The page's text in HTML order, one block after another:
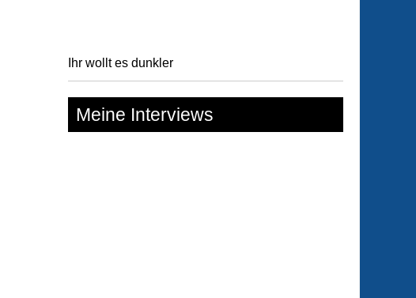
Ihr wollt es dunkler
Meine Interviews